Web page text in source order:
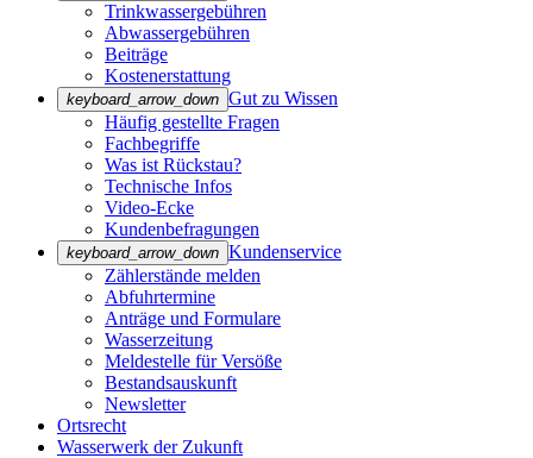
Trinkwassergebühren
Abwassergebühren
Beiträge
Kostenerstattung
keyboard_arrow_down Gut zu Wissen
Häufig gestellte Fragen
Fachbegriffe
Was ist Rückstau?
Technische Infos
Video-Ecke
Kundenbefragungen
keyboard_arrow_down Kundenservice
Zählerstände melden
Abfuhrtermine
Anträge und Formulare
Wasserzeitung
Meldestelle für Versöße
Bestandsauskunft
Newsletter
Ortsrecht
Wasserwerk der Zukunft